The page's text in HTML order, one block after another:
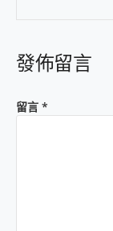
發佈留言
留言 *